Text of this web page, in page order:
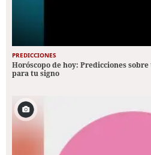
PREDICCIONES
Horóscopo de hoy: Predicciones
para tu signo